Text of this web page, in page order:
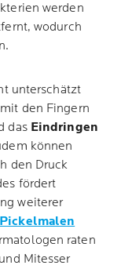
werden
wodurch
unterschätzt
den Fingern
das Eindringen
können
den Druck
fördert
weiterer
Pickelmalen
raten
Mitesser